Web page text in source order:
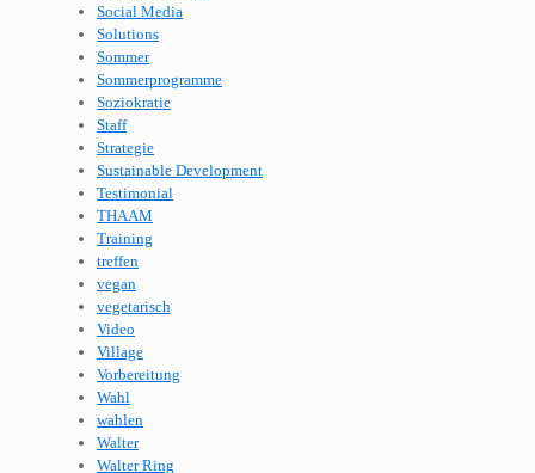
Social Media
Solutions
Sommer
Sommerprogramme
Soziokratie
Staff
Strategie
Sustainable Development
Testimonial
THAAM
Training
treffen
vegan
vegetarisch
Video
Village
Vorbereitung
Wahl
wahlen
Walter
Walter Ring